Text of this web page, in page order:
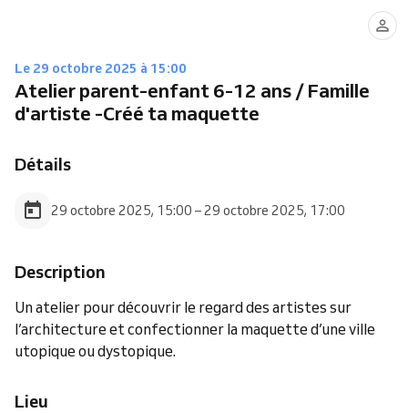
Le 29 octobre 2025 à 15:00
Atelier parent-enfant 6-12 ans / Famille
d'artiste -Créé ta maquette
Détails
29 octobre 2025, 15:00 – 29 octobre 2025, 17:00
Description
Un atelier pour découvrir le regard des artistes sur
l’architecture et confectionner la maquette d’une ville
utopique ou dystopique.
Lieu